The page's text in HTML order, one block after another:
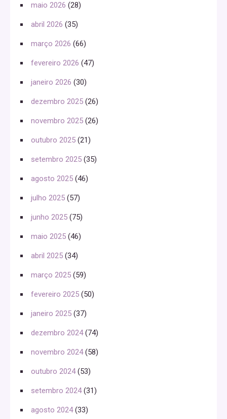
maio 2026 (28)
abril 2026 (35)
março 2026 (66)
fevereiro 2026 (47)
janeiro 2026 (30)
dezembro 2025 (26)
novembro 2025 (26)
outubro 2025 (21)
setembro 2025 (35)
agosto 2025 (46)
julho 2025 (57)
junho 2025 (75)
maio 2025 (46)
abril 2025 (34)
março 2025 (59)
fevereiro 2025 (50)
janeiro 2025 (37)
dezembro 2024(74)
novembro 2024(58)
outubro 2024(53)
setembro 2024(31)
agosto 2024(33)